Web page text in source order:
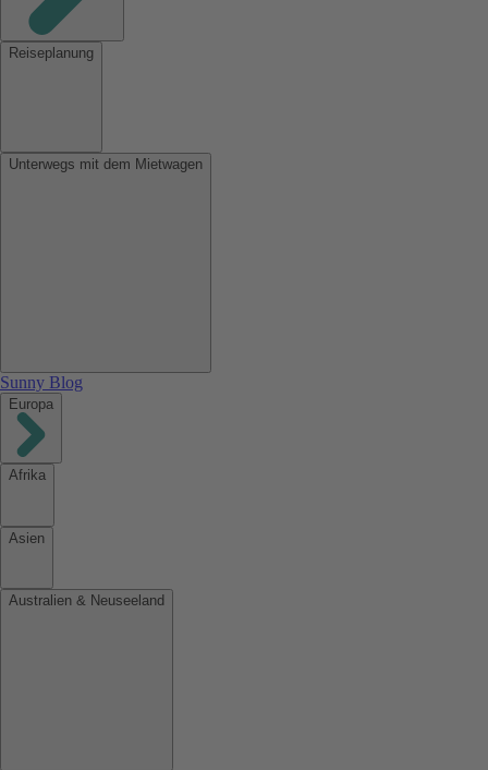
Reiseplanung
Unterwegs mit dem Mietwagen
Sunny Blog
Europa
Afrika
Asien
Australien & Neuseeland